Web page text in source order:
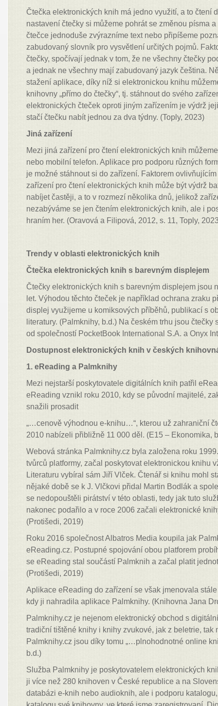
Čtečka elektronických knih má jedno využití, a to čtení
nastavení čtečky si můžeme pohrát se změnou písma
čtečce jednoduše zvýrazníme text nebo připíšeme
zabudovaný slovník pro vysvětlení určitých pojmů.
čtečky, spočívají jednak v tom, že ne všechny čtečky
a jednak ne všechny mají zabudovaný jazyk čeština.
stažení aplikace, díky níž si elektronickou knihu
knihovny „přímo do čtečky“, tj. stáhnout do svého
elektronických čteček oproti jiným zařízením je výdrž
stačí čtečku nabít jednou za dva týdny. (Toply, 2023)
Jiná zařízení
Mezi jiná zařízení pro čtení elektronických knih
nebo mobilní telefon. Aplikace pro podporu různých
je možné stáhnout si do zařízení. Faktorem
zařízení pro čtení elektronických knih může být výdrž
nabíjet častěji, a to v rozmezí několika dnů, jelikož
nezabýváme se jen čtením elektronických knih, ale i
hraním her. (Oravová a Filipová, 2012, s. 11, Toply,
Trendy v oblasti elektronických knih
Čtečka elektronických knih s barevným displejem
Čtečky elektronických knih s barevným displejem jsou
let. Výhodou těchto čteček je například ochrana zraku
displej využijeme u komiksových příběhů, publikací s
literatury. (Palmknihy, b.d.) Na českém trhu jsou čtečky
od společností PocketBook International S.A. a Onyx
Dostupnost elektronických knih v českých
1. eReading a Palmknihy
Mezi nejstarší poskytovatele digitálních knih patřil
eReading vznikl roku 2010, kdy se původní majitelé,
snažili prosadit
„…cenově výhodnou e-knihu…“, kterou už zahraniční
2010 nabízeli přibližně 11 000 děl. (E15 – Ekonomika,
Webová stránka Palmknihy.cz byla založena roku
tvůrců platformy, začal poskytovat elektronickou knihu
Literaturu vybíral sám Jiří Vlček. Čtenář si knihu mohl
nějaké době se k J. Vlčkovi přidal Martin Bodlák a
se nedopouštěli pirátství v této oblasti, tedy jak tuto
nakonec podařilo a v roce 2006 začali elektronické
(Protišedi, 2019)
Roku 2016 společnost Albatros Media koupila jak
eReading.cz. Postupné spojování obou platforem
se eReading stal součástí Palmknih a začal platit
(Protišedi, 2019)
Aplikace eReading do zařízení se však jmenovala
kdy ji nahradila aplikace Palmknihy. (Knihovna Jana
Palmknihy.cz je nejenom elektronický obchod s
tradiční tištěné knihy i knihy zvukové, jak z beletrie, tak
Palmknihy.cz jsou díky tomu „…plnohodnotné online
b.d.)
Služba Palmknihy je poskytovatelem elektronických
ji více než 280 knihoven v České republice a na
databázi e-knih nebo audioknih, ale i podporu